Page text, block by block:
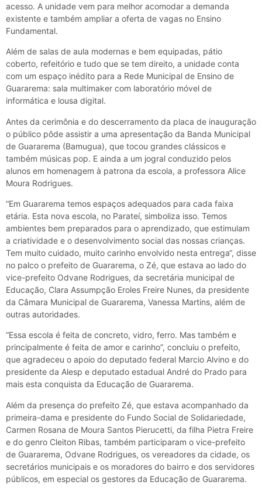
acesso. A unidade vem para melhor acomodar a demanda
existente e também ampliar a oferta de vagas no Ensino
Fundamental.
Além de salas de aula modernas e bem equipadas, pátio
coberto, refeitório e tudo que se tem direito, a unidade conta
com um espaço inédito para a Rede Municipal de Ensino de
Guararema: sala multimaker com laboratório móvel de
informática e lousa digital.
Antes da cerimônia e do descerramento da placa de inauguração
o público pôde assistir a uma apresentação da Banda Municipal
de Guararema (Bamugua), que tocou grandes clássicos e
também músicas pop. E ainda a um jogral conduzido pelos
alunos em homenagem à patrona da escola, a professora Alice
Moura Rodrigues.
“Em Guararema temos espaços adequados para cada faixa
etária. Esta nova escola, no Parateí, simboliza isso. Temos
ambientes bem preparados para o aprendizado, que estimulam
a criatividade e o desenvolvimento social das nossas crianças.
Tem muito cuidado, muito carinho envolvido nesta entrega“, disse
no palco o prefeito de Guararema, o Zé, que estava ao lado do
vice-prefeito Odvane Rodrigues, da secretária municipal de
Educação, Clara Assumpção Eroles Freire Nunes, da presidente
da Câmara Municipal de Guararema, Vanessa Martins, além de
outras autoridades.
“Essa escola é feita de concreto, vidro, ferro. Mas também e
principalmente é feita de amor e carinho”, concluiu o prefeito,
que agradeceu o apoio do deputado federal Marcio Alvino e do
presidente da Alesp e deputado estadual André do Prado para
mais esta conquista da Educação de Guararema.
Além da presença do prefeito Zé, que estava acompanhado da
primeira-dama e presidente do Fundo Social de Solidariedade,
Carmen Rosana de Moura Santos Pierucetti, da filha Pietra Freire
e do genro Cleiton Ribas, também participaram o vice-prefeito
de Guararema, Odvane Rodrigues, os vereadores da cidade, os
secretários municipais e os moradores do bairro e dos servidores
públicos, em especial os gestores da Educação de Guararema.